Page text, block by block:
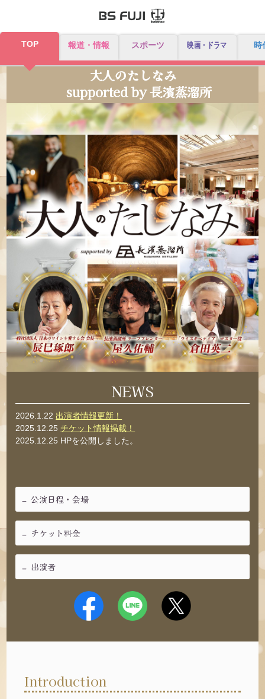
TOP 報道・情報 スポーツ 映画・ドラマ 時
大人のたしなみ
supported by 長濱蒸溜所
NEWS
2026.1.22 出演者情報更新！
2025.12.25 チケット情報掲載！
2025.12.25 HPを公開しました。
公演日程・会場
チケット料金
出演者
Introduction